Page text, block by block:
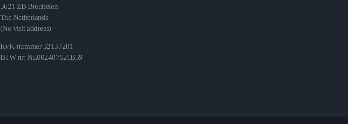
3621 ZB Breukelen
The Netherlands
(No visit address)
KvK-nummer 32137201
BTW nr: NL002407520B59